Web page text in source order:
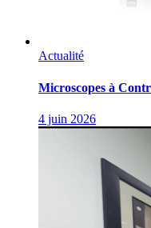
Actualité
Microscopes à
4 juin 2026